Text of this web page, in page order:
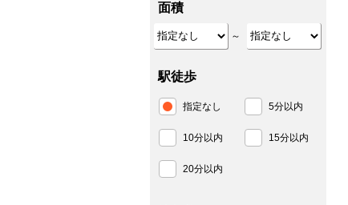
面積
～
駅徒歩
指定なし 5分以内
10分以内 15分以内
20分以内